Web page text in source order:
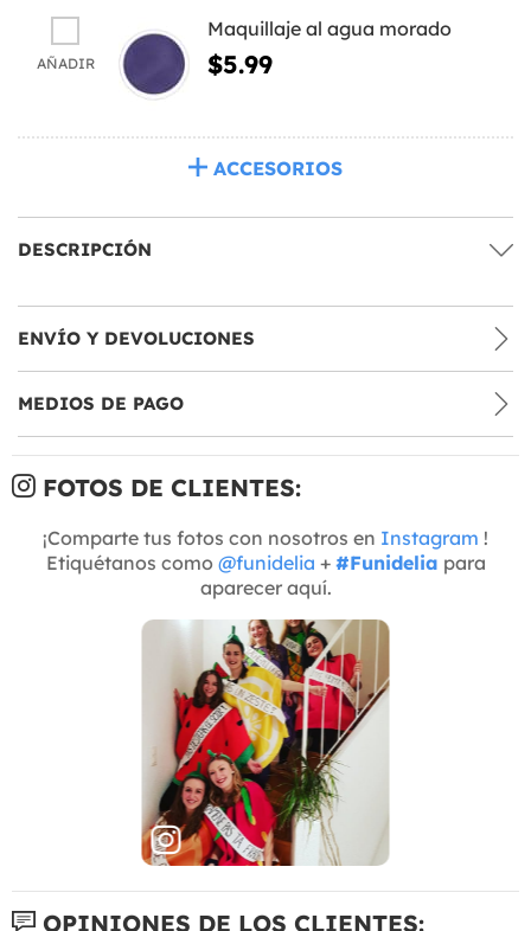
AÑADIR
Maquillaje al agua morado
$5.99
ACCESORIOS
DESCRIPCIÓN
ENVÍO Y DEVOLUCIONES
MEDIOS DE PAGO
FOTOS DE CLIENTES:
¡Comparte tus fotos con nosotros en Instagram !
Etiquétanos como @funidelia + #Funidelia para
aparecer aquí.
OPINIONES DE LOS CLIENTES: